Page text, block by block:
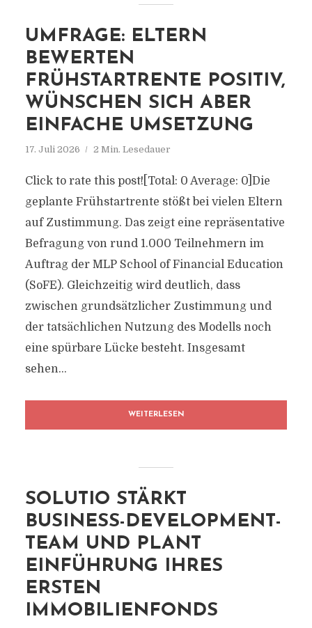
UMFRAGE: ELTERN
BEWERTEN
FRÜHSTARTRENTE POSITIV,
WÜNSCHEN SICH ABER
EINFACHE UMSETZUNG
17. Juli 2026 2 Min. Lesedauer
Click to rate this post![Total: 0 Average: 0]Die
geplante Frühstartrente stößt bei vielen Eltern
auf Zustimmung. Das zeigt eine repräsentative
Befragung von rund 1.000 Teilnehmern im
Auftrag der MLP School of Financial Education
(SoFE). Gleichzeitig wird deutlich, dass
zwischen grundsätzlicher Zustimmung und
der tatsächlichen Nutzung des Modells noch
eine spürbare Lücke besteht. Insgesamt
sehen...
WEITERLESEN
SOLUTIO STÄRKT
BUSINESS-DEVELOPMENT-
TEAM UND PLANT
EINFÜHRUNG IHRES
ERSTEN
IMMOBILIENFONDS